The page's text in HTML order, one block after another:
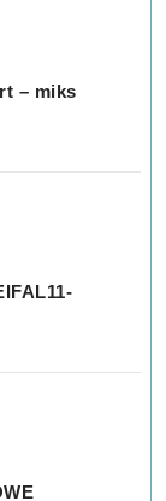
– miks